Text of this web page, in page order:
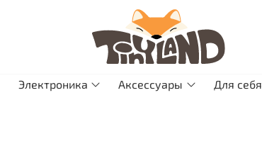
Электроника Аксессуары Для себя